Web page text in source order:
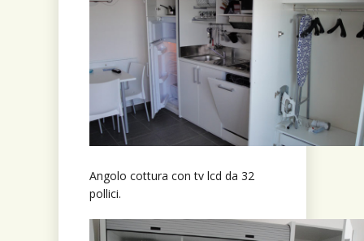
Angolo cottura con tv lcd da 32
pollici.